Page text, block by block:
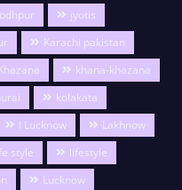
jyotis
Karachi pakistan
khana-khazana
kolakata
l Lucknow
Lakhnow
style
lifestyle
Lucknow